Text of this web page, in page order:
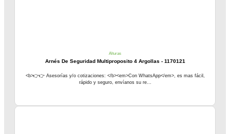
Alturas
Arnés De Seguridad Multiproposito 4 Argollas - 1170121
<b>👉👉 Asesorías y/o cotizaciones: </b><em>Con WhatsApp</em>, es mas fácil,
rápido y seguro, envíanos su re...